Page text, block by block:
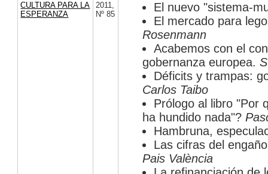
CULTURA PARA LA
ESPERANZA
2011,
Nº 85
El nuevo "sistema-
El mercado para
Rosenmann
Acabemos con el
gobernanza europea.
Déficits y trampas:
Carlos Taibo
Prólogo al libro "Por
ha hundido nada"?
Hambruna,
Las cifras del
Pais València